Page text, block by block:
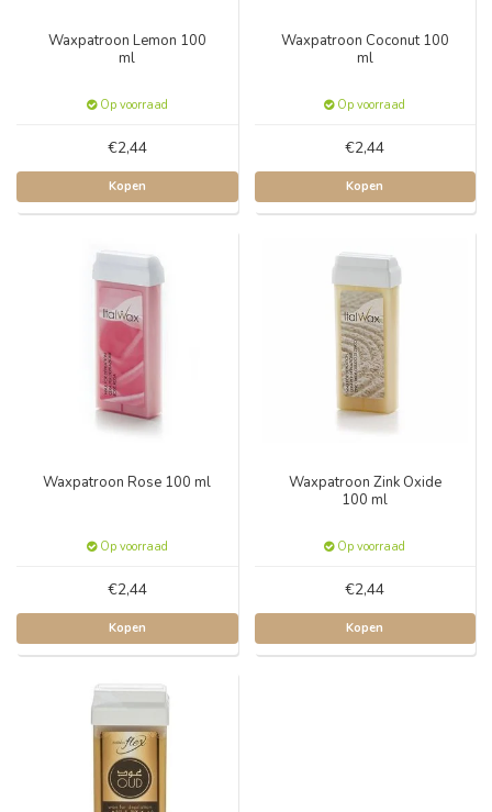
Waxpatroon Lemon 100
ml
Op voorraad
€2,44
Kopen
Waxpatroon Coconut 100
ml
Op voorraad
€2,44
Kopen
Waxpatroon Rose 100 ml
Op voorraad
€2,44
Kopen
Waxpatroon Zink Oxide
100 ml
Op voorraad
€2,44
Kopen